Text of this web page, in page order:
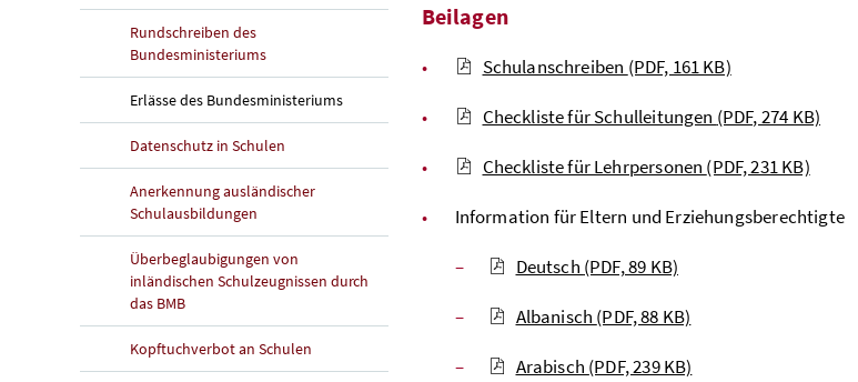
Rundschreiben des
Bundesministeriums
Erlässe des Bundesministeriums
Datenschutz in Schulen
Anerkennung ausländischer
Schulausbildungen
Überbeglaubigungen von
inländischen Schulzeugnissen durch
das BMB
Kopftuchverbot an Schulen
Beilagen
Schulanschreiben (PDF, 161 KB)
Checkliste für Schulleitungen (PDF, 274 KB)
Checkliste für Lehrpersonen (PDF, 231 KB)
Information für Eltern und Erziehungsberechtigte
Deutsch (PDF, 89 KB)
Albanisch (PDF, 88 KB)
Arabisch (PDF, 239 KB)